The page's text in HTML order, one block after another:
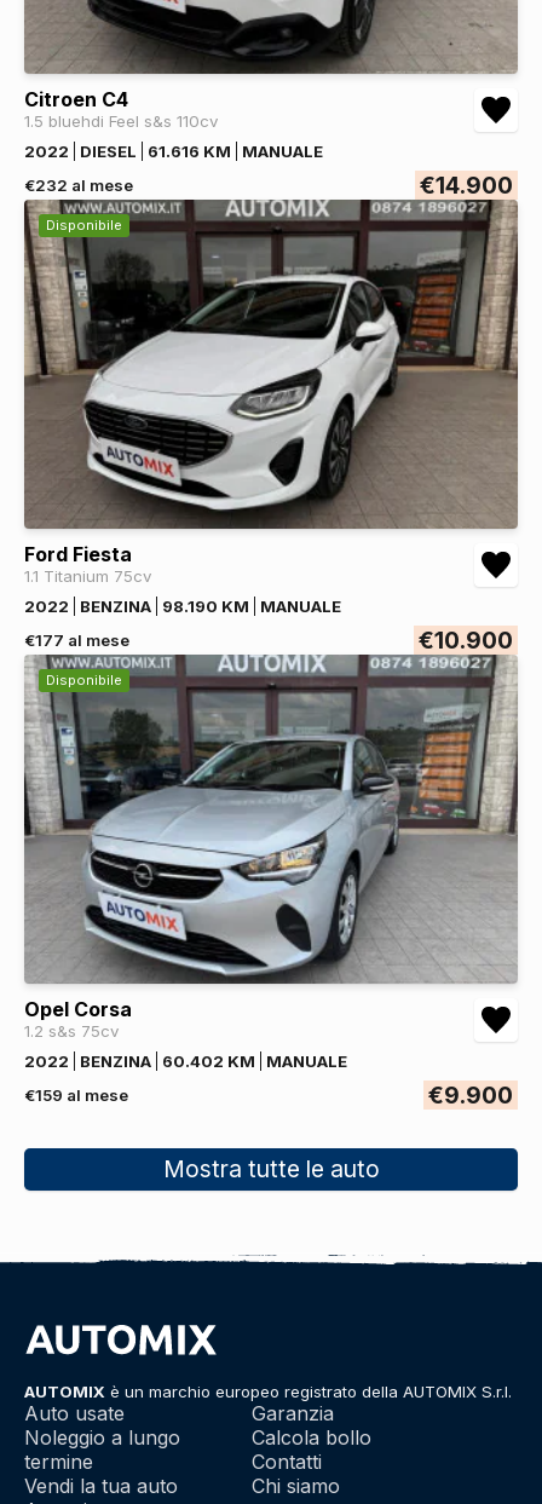
Citroen C4
1.5 bluehdi Feel s&s 110cv
2022
DIESEL 61.616 KM
MANUALE
€232 al mese
€14.900
Disponibile
Ford Fiesta
1.1 Titanium 75cv
2022
BENZINA 98.190 KM
MANUALE
€177 al mese
€10.900
Disponibile
Opel Corsa
1.2 s&s 75cv
2022
BENZINA 60.402 KM
MANUALE
€159 al mese
€9.900
Mostra tutte le auto
AUTOMIX è un marchio europeo registrato della AUTOMIX S.r.l.
Auto usate
Noleggio a lungo
termine
Vendi la tua auto
Garanzia
Calcola bollo
Contatti
Chi siamo